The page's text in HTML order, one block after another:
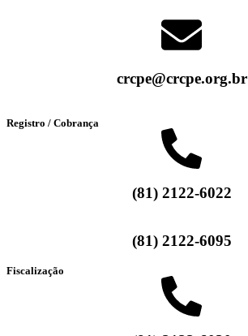
crcpe@crcpe.org.br
Registro / Cobrança
(81) 2122-6022
(81) 2122-6095
Fiscalização